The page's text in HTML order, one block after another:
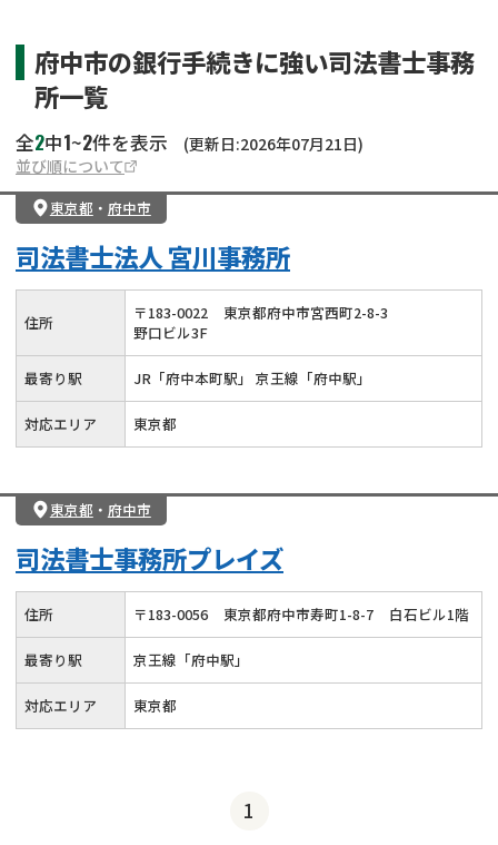
府中市の銀行手続きに強い司法書士事務
所一覧
全2中1~2件を表示
(更新日:2026年07月21日)
並び順について
東京都 ・ 府中市
司法書士法人 宮川事務所
住所 〒183-0022
東京都府中市宮西町2-8-3
野口ビル3F
最寄り駅 JR「府中本町駅」 京王線「府中駅」
対応エリア 東京都
東京都 ・ 府中市
司法書士事務所プレイズ
住所 〒183-0056 東京都府中市寿町1-8-7 白石ビル1階
最寄り駅 京王線「府中駅」
対応エリア 東京都
1